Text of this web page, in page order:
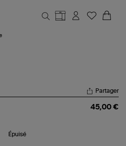
Partager
45,00 €
Épuisé